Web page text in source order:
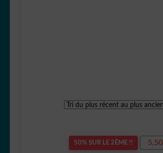
50% SUR LE 2ÈME !!